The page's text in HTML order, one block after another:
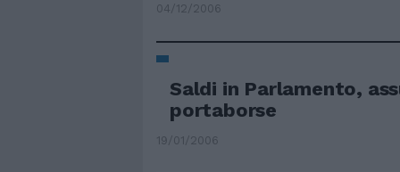
04/12/2006
Saldi in Parlamento,
portaborse
19/01/2006